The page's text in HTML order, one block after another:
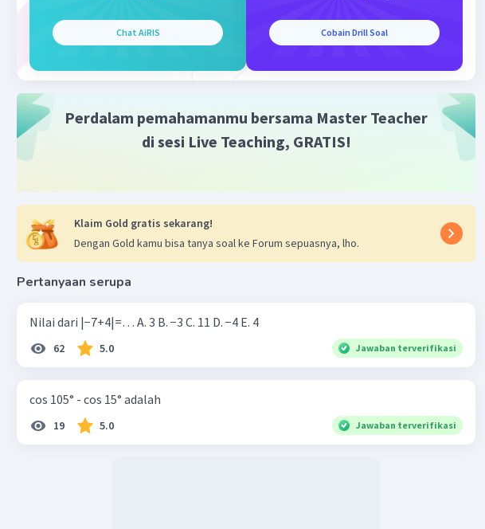
Chat AiRIS Cobain Drill Soal
Perdalam pemahamanmu bersama Master Teacher
di sesi Live Teaching, GRATIS!
Klaim Gold gratis sekarang!
Dengan Gold kamu bisa tanya soal ke Forum sepuasnya, lho.
Pertanyaan serupa
Nilai dari |−7+4|=… A. 3 B. −3 C. 11 D. −4 E. 4
62 5.0 Jawaban terverifikasi
cos 105° - cos 15° adalah
19 5.0 Jawaban terverifikasi